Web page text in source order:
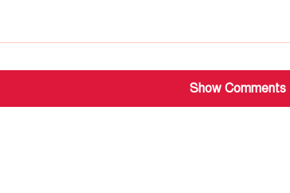
Show Comments